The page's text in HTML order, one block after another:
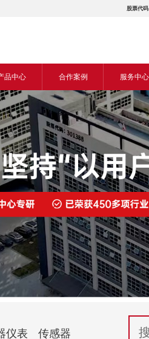
股票代
品中心
与控制
合作案例
食品机械行业
机床行业
塑料机械行业
建筑机械行业
包装机械行业
纺织机械行业
服务中心
营销网
服务热
电商平
下载中
视频中
电气百
常见问
仪表 传感器